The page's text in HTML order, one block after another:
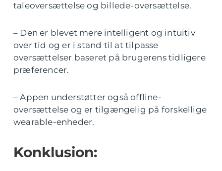
taleoversættelse og billede-oversættelse.
– Den er blevet mere intelligent og intuitiv
over tid og er i stand til at tilpasse
oversættelser baseret på brugerens tidligere
præferencer.
– Appen understøtter også offline-
oversættelse og er tilgængelig på forskellige
wearable-enheder.
Konklusion: